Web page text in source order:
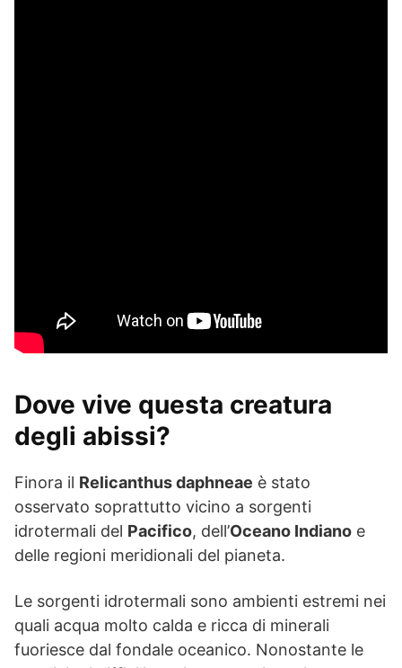
Dove vive questa creatura
degli abissi?
Finora il Relicanthus daphneae è stato
osservato soprattutto vicino a sorgenti
idrotermali del Pacifico, dell’Oceano Indiano e
delle regioni meridionali del pianeta.
Le sorgenti idrotermali sono ambienti estremi nei
quali acqua molto calda e ricca di minerali
fuoriesce dal fondale oceanico. Nonostante le